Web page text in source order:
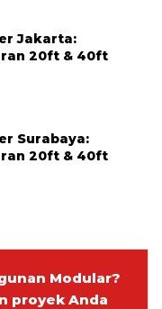
Jakarta:
20ft & 40ft
Surabaya:
20ft & 40ft
Modular?
proyek Anda